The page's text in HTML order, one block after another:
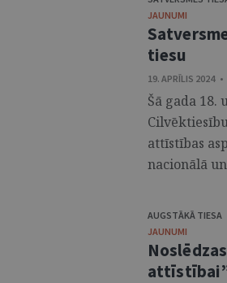
JAUNUMI
tiesu
19. APRĪLIS 2024
Šā gada 18.
attīstības
nacionālā
AUGSTĀKĀ TIESA
JAUNUMI